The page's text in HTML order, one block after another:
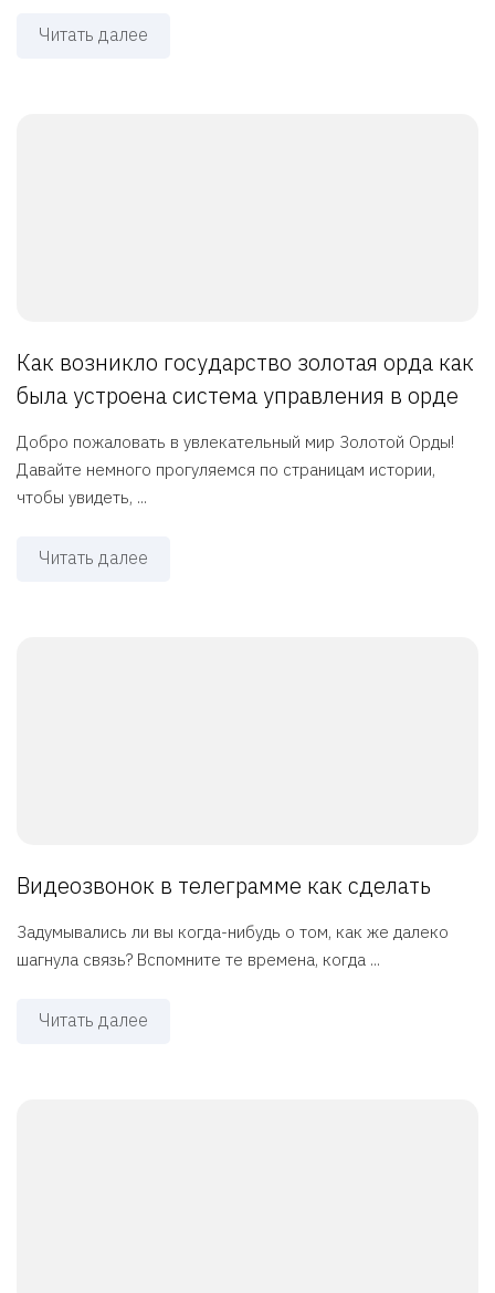
Читать далее
Как возникло государство золотая орда как
была устроена система управления в орде
Добро пожаловать в увлекательный мир Золотой Орды!
Давайте немного прогуляемся по страницам истории,
чтобы увидеть, ...
Читать далее
Видеозвонок в телеграмме как сделать
Задумывались ли вы когда-нибудь о том, как же далеко
шагнула связь? Вспомните те времена, когда ...
Читать далее